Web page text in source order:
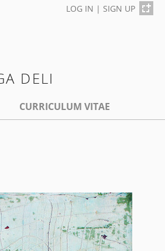
LOG IN | SIGN UP
DELI
CURRICULUM VITAE